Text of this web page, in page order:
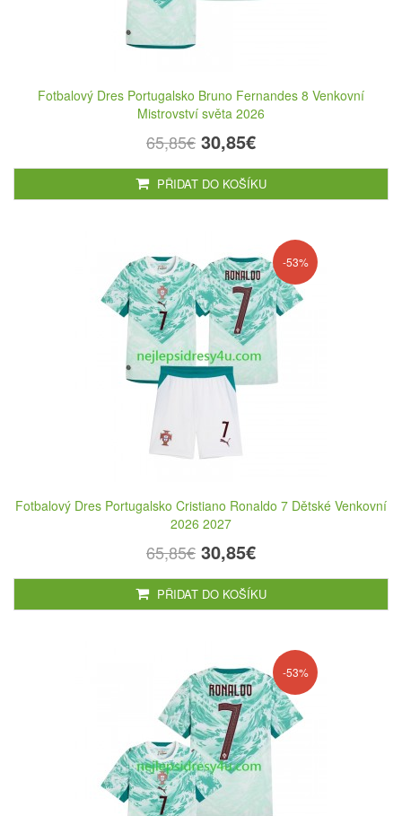
Fotbalový Dres Portugalsko Bruno Fernandes 8 Venkovní
Mistrovství světa 2026
65,85€ 30,85€
PŘIDAT DO KOŠÍKU
-53%
Fotbalový Dres Portugalsko Cristiano Ronaldo 7 Dětské Venkovní
2026 2027
65,85€ 30,85€
PŘIDAT DO KOŠÍKU
-53%